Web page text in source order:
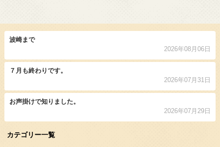
波崎まで
2026年08月06日
７月も終わりです。
2026年07月31日
お声掛けで知りました。
2026年07月29日
カテゴリー一覧